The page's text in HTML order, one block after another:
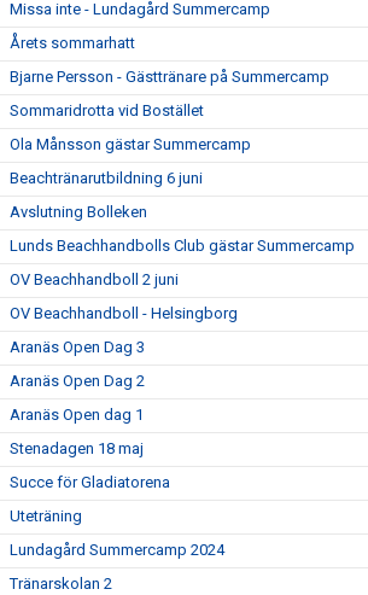
Missa inte - Lundagård Summercamp
Årets sommarhatt
Bjarne Persson - Gästtränare på Summercamp
Sommaridrotta vid Bostället
Ola Månsson gästar Summercamp
Beachtränarutbildning 6 juni
Avslutning Bolleken
Lunds Beachhandbolls Club gästar Summercamp
OV Beachhandboll 2 juni
OV Beachhandboll - Helsingborg
Aranäs Open Dag 3
Aranäs Open Dag 2
Aranäs Open dag 1
Stenadagen 18 maj
Succe för Gladiatorena
Uteträning
Lundagård Summercamp 2024
Tränarskolan 2